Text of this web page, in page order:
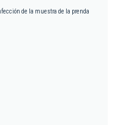
de la muestra de la prenda